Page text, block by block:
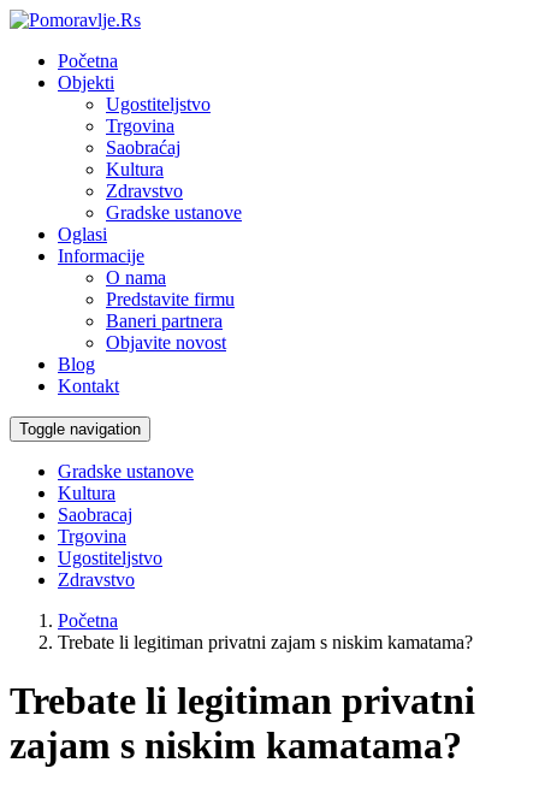
Početna
Objekti
Ugostiteljstvo
Trgovina
Saobraćaj
Kultura
Zdravstvo
Gradske ustanove
Oglasi
Informacije
O nama
Predstavite firmu
Baneri partnera
Objavite novost
Blog
Kontakt
Toggle navigation
Gradske ustanove
Kultura
Saobracaj
Trgovina
Ugostiteljstvo
Zdravstvo
Početna
Trebate li legitiman privatni zajam s niskim kamatama?
Trebate li legitiman privatni
zajam s niskim kamatama?